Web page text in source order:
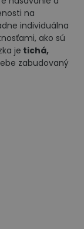
na
individuálna
ako sú
je tichá,
zabudovaný